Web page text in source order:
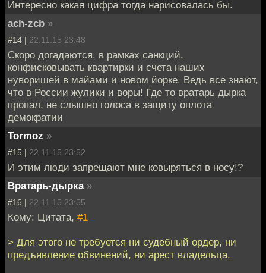
Интересно какая цифра тогда нарисовалась бы.
ach-zcb »
#14 | 22.11.15 23:48
Скоро догадаются, в рамках санкций,
конфисковывать квартирки и счета наших
нуворишей в майами и новом йорке. Ведь все знают,
что в России жулики и воры! Где то вратарь дырка
пропал, не слышно голоса в защиту оплота
демократии
Tormoz »
#15 | 22.11.15 23:52
И этим люди запрещают мне ковыряться в носу!?
Вратарь-дырка »
#16 | 22.11.15 23:55
Кому: Цитата, #1
> Для этого не требуется ни судебный ордер, ни
предъявление обвинений, ни арест владельца.